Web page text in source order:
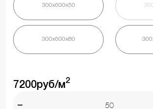
300х600х50
300х600х80
7200руб/м2